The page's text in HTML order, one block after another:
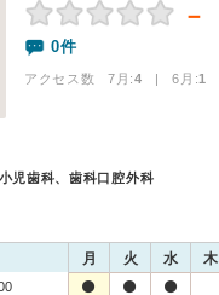
－
0件
アクセス数 7月:4 | 6月:1
児歯科、歯科口腔外科
月 火 水 木